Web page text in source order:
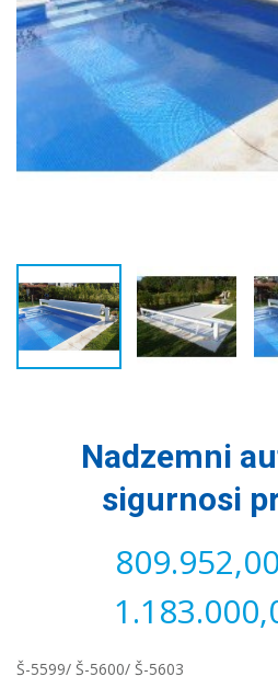
Nadzemni
sigurnosi
809.952,00
Š-5599/ Š-5600/ Š-5603